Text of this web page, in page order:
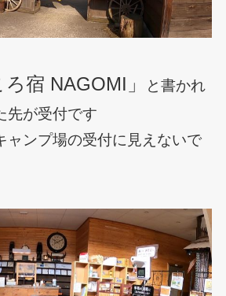
ろ宿 NAGOMI」
と書かれ
先が受付です
ャンプ場の受付に見えないで